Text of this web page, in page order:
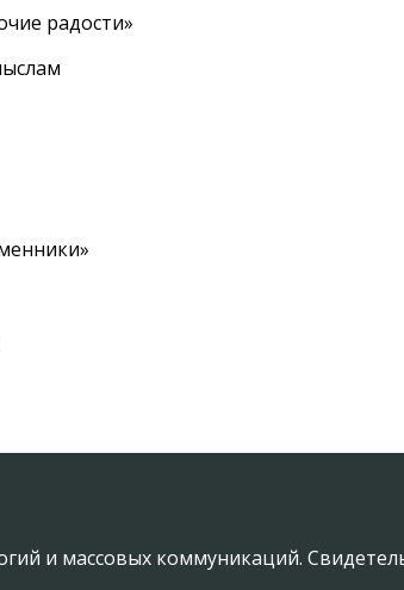
радости»
и массовых коммуникаций.